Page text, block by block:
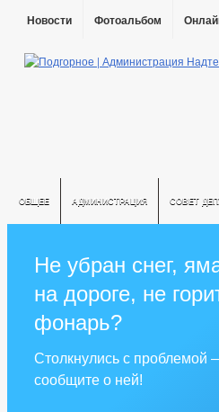
Новости Фотоальбом
ОБЩЕЕ АДМИНИСТРАЦИЯ СОВЕТ
Не убран снег,
на дороге, не
фонарь?
Столкнулись с проблемой
сообщите о ней!